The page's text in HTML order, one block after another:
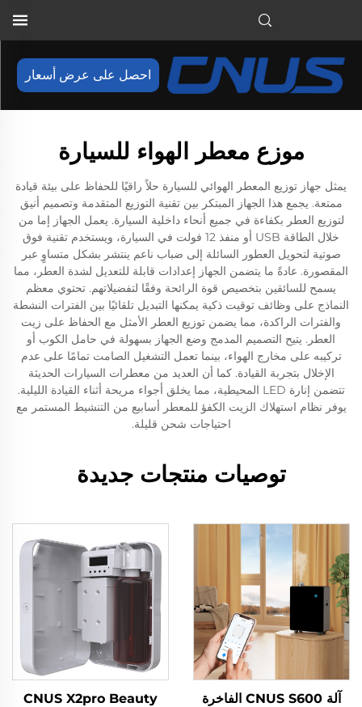
احصل على عرض أسعار
موزع معطر الهواء للسيارة
يمثل جهاز توزيع المعطر الهوائي للسيارة حلاً راقيًا للحفاظ على بيئة قيادة
ممتعة. يجمع هذا الجهاز المبتكر بين تقنية التوزيع المتقدمة وتصميم أنيق
لتوزيع العطر بكفاءة في جميع أنحاء داخلية السيارة. يعمل الجهاز إما من
خلال الطاقة USB أو منفذ 12 فولت في السيارة، ويستخدم تقنية فوق
صوتية لتحويل العطور السائلة إلى ضباب ناعم ينتشر بشكل متساوٍ عبر
المقصورة. عادةً ما يتضمن الجهاز إعدادات قابلة للتعديل لشدة العطر، مما
يسمح للسائقين بتخصيص قوة الرائحة وفقًا لتفضيلاتهم. تحتوي معظم
النماذج على وظائف توقيت ذكية يمكنها التبديل تلقائيًا بين الفترات النشطة
والفترات الراكدة، مما يضمن توزيع العطر الأمثل مع الحفاظ على زيت
العطر. يتيح التصميم المدمج وضع الجهاز بسهولة في حامل الكوب أو
تركيبه على مخارج الهواء، بينما تعمل التشغيل الصامت تمامًا على عدم
الإخلال بتجربة القيادة. كما أن العديد من معطرات السيارات الحديثة
تتضمن إنارة LED المحيطية، مما يخلق أجواء مريحة أثناء القيادة الليلية.
يوفر نظام استهلاك الزيت الكفؤ للمعطر أسابيع من التنشيط المستمر مع
احتياجات شحن قليلة.
توصيات منتجات جديدة
آلة CNUS S600 الفاخرة
CNUS X2pro Beauty